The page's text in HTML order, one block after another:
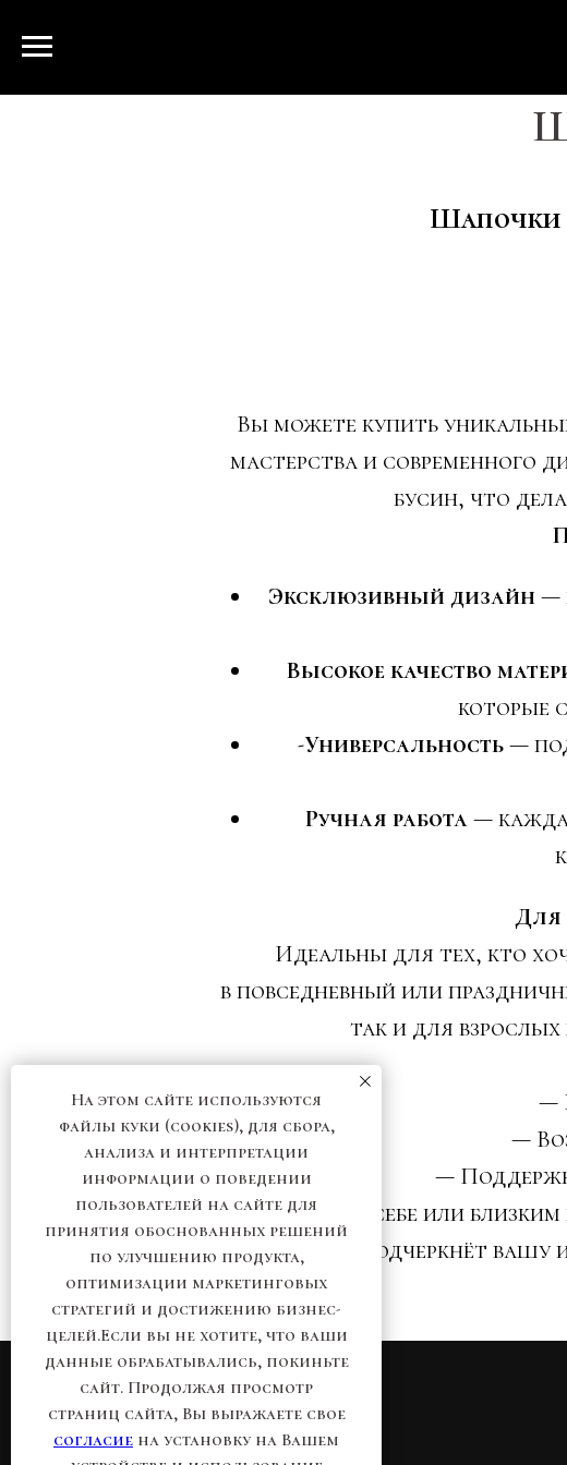
На этом сайте используются
файлы куки (cookies), для сбора,
анализа и интерпретации
информации о поведении
пользователей на сайте для
принятия обоснованных решений
по улучшению продукта,
оптимизации маркетинговых
стратегий и достижению бизнес-
целей.Если вы не хотите, что ваши
данные обрабатывались, покиньте
сайт. Продолжая просмотр
страниц сайта, Вы выражаете свое
согласие на установку на Вашем
Шапочки
Вы можете купить
мастерства и современного
бусин, что
Эксклюзивный дизайн—
Высокое качество
которые
-Универсальность—
Ручная работа—
Для
Идеальны для тех, кто
в повседневный или
так и для
—
—
—
Подарите себе или
который подчеркнёт вашу